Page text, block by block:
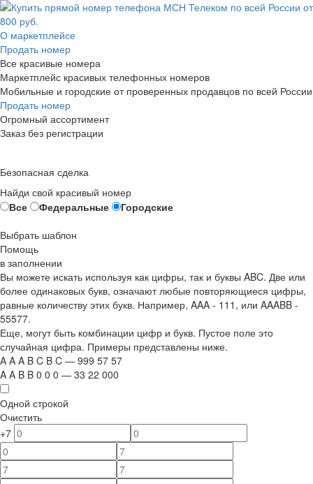
О маркетплейсе
Продать номер
Все красивые номера
Маркетплейс красивых телефонных номеров
Мобильные и городские от проверенных продавцов по всей России
Продать номер
Огромный ассортимент
Заказ без регистрации
Безопасная сделка
Найди свой красивый номер
Все
Федеральные
Городские
Выбрать шаблон
Помощь
в заполнении
Вы можете искать используя как цифры, так и буквы ABC. Две или
более одинаковых букв, означают любые повторяющиеся цифры,
равные количеству этих букв. Например, AAA - 111 , или AAABB -
55577.
Еще, могут быть комбинации цифр и букв. Пустое поле это
случайная цифра. Примеры представлены ниже.
A A A B C B C — 999 57 57
A A B B 0 0 0 — 33 22 000
Одной строкой
Очистить
+7